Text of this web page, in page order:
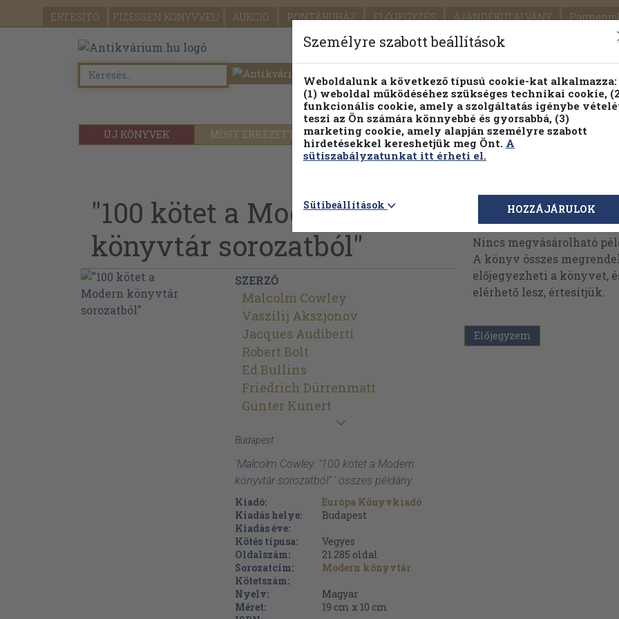
ÉRTESÍTŐ FIZESSEN KÖNYVVEL! AUKCIÓ PONTÁRUHÁZ ELŐJEGYZÉS AJÁNDÉKUTALVÁNY
SEGÍTSÉG
ÚJ KÖNYVEK MOST ÉRKEZETT PILLANATNYI ÁRAINK FENNTARTHATÓ
Részletes kereső Témaköri fa
"100 kötet a Modern
könyvtár sorozatból"
SZERZŐ
Malcolm Cowley
Vaszilij Akszjonov
Jacques Audiberti
Robert Bolt
Ed Bullins
Friedrich Dürrenmatt
Günter Kunert
Budapest
'Malcolm Cowley: "100 kötet a Modern
könyvtár sorozatból" ' összes példány
Kiadó:
Európa Könyvkiadó
Kiadás helye:
Budapest
Kiadás éve:
Kötés típusa:
Vegyes
Oldalszám:
21.285 oldal
Sorozatcím:
Modern könyvtár
Kötetszám:
Nyelv:
Magyar
Méret:
19 cm x 10 cm
Megvásárolható
Nincs megvásárolható
A könyv összes
előjegyezheti a könyvet,
elérhető lesz, értesítjük.
Előjegyzem
Személyre szabott beállítások
Weboldalunk a következő típusú cookie-kat alkalmazza:
(1) weboldal működéséhez szükséges technikai cookie,
funkcionális cookie, amely a szolgáltatás igénybe
teszi az Ön számára könnyebbé és gyorsabbá, (3)
marketing cookie, amely alapján személyre szabott
hirdetésekkel kereshetjük meg Önt. A
sütiszabályzatunkat itt érheti el.
Sütibeállítások HOZZÁJÁRULOK